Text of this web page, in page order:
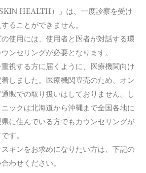
SKIN HEALTH）」は、一度診察を受け
ることができません。
使用には、使用者と医者が対話する環
ンセリングが必要となります。
視する方に届くように、医療機関向け
しました。医療機関専売のため、オン
販での取り扱いはしておりません。し
ックは北海道から沖縄まで全国各地に
に住んでいる方でもカウンセリングが
す。
キンをお求めになりたい方は、下記の
わせください。